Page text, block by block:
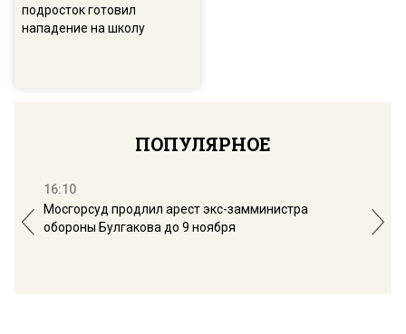
подросток готовил
нападение на школу
ПОПУЛЯРНОЕ
16:10
Мосгорсуд продлил арест экс-замминистра
обороны Булгакова до 9 ноября